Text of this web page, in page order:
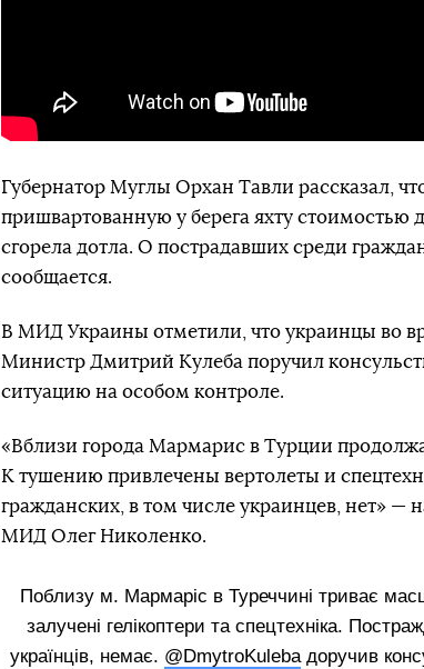
Губернатор Муглы Орхан Тавли рассказал,
пришвартованную у берега яхту стоимостью
сгорела дотла. О пострадавших среди
сообщается.
В МИД Украины отметили, что украинцы во
Министр Дмитрий Кулеба поручил
ситуацию на особом контроле.
«Вблизи города Мармарис в Турции
К тушению привлечены вертолеты и
гражданских, в том числе украинцев, нет» —
МИД Олег Николенко.
Поблизу м. Мармаріс в Туреччині триває
залучені гелікоптери та спецтехніка.
українців, немає. @DmytroKulebaдоручив